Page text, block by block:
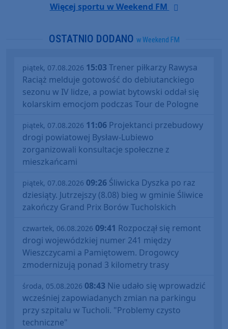
Więcej sportu w Weekend FM
OSTATNIO DODANO w Weekend FM
piątek, 07.08.2026 15:03Trener piłkarzy Rawysa
Raciąż melduje gotowość do debiutanckiego
sezonu w IV lidze, a powiat bytowski oddał się
kolarskim emocjom podczas Tour de Pologne
piątek, 07.08.2026 11:06 Projektanci przebudowy
drogi powiatowej Bysław-Lubiewo
zorganizowali konsultacje społeczne z
mieszkańcami
piątek, 07.08.2026 09:26 Śliwicka Dyszka po raz
dziesiąty. Jutrzejszy (8.08) bieg w gminie Śliwice
zakończy Grand Prix Borów Tucholskich
czwartek, 06.08.2026 09:41 Rozpoczął się remont
drogi wojewódzkiej numer 241 między
Wieszczycami a Pamiętowem. Drogowcy
zmodernizują ponad 3 kilometry trasy
środa, 05.08.2026 08:43 Nie udało się wprowadzić
wcześniej zapowiadanych zmian na parkingu
przy szpitalu w Tucholi. "Problemy czysto
techniczne"